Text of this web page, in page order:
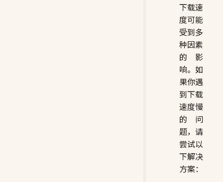
下载速
度可能
受到多
种因素
的影
响。如
果你遇
到下载
速度慢
的问
题，请
尝试以
下解决
方案：